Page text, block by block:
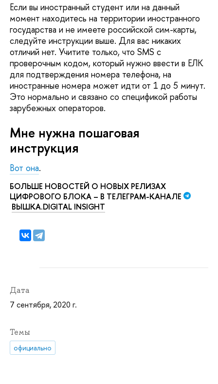
Если вы иностранный студент или на данный
момент находитесь на территории иностранного
государства и не имеете российской сим-карты,
следуйте инструкции выше. Для вас никаких
отличий нет. Учитите только, что SMS с
проверочным кодом, который нужно ввести в ЕЛК
для подтверждения номера телефона, на
иностранные номера может идти от 1 до 5 минут.
Это нормально и связано со спецификой работы
зарубежных операторов.
Мне нужна пошаговая
инструкция
Вот она.
БОЛЬШЕ НОВОСТЕЙ О НОВЫХ РЕЛИЗАХ
ЦИФРОВОГО БЛОКА – В ТЕЛЕГРАМ-КАНАЛЕ
ВЫШКА.DIGITAL INSIGHT
Дата
7 сентября, 2020 г.
Темы
официально